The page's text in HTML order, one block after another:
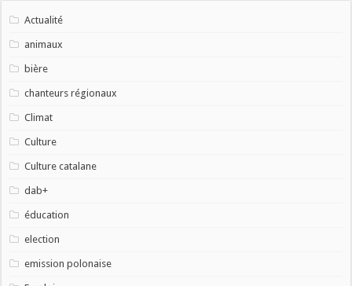
Actualité
animaux
bière
chanteurs régionaux
Climat
Culture
Culture catalane
dab+
éducation
election
emission polonaise